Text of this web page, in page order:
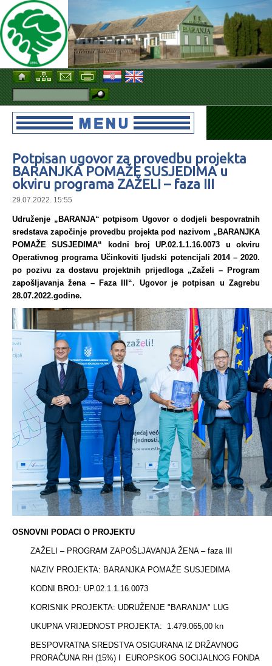
Potpisan ugovor za provedbu projekta
BARANJKA POMAŽE SUSJEDIMA u
okviru programa ZAŽELI – faza III
29.07.2022. 15:55
Udruženje „BARANJA“ potpisom Ugovor o dodjeli bespovratnih
sredstava započinje provedbu projekta pod nazivom „BARANJKA
POMAŽE SUSJEDIMA“ kodni broj UP.02.1.1.16.0073 u okviru
Operativnog programa Učinkoviti ljudski potencijali 2014 – 2020.
po pozivu za dostavu projektnih prijedloga „Zaželi – Program
zapošljavanja žena – Faza III“. Ugovor je potpisan u Zagrebu
28.07.2022.godine.
OSNOVNI PODACI O PROJEKTU
ZAŽELI – PROGRAM ZAPOŠLJAVANJA ŽENA – faza III
NAZIV PROJEKTA: BARANJKA POMAŽE SUSJEDIMA
KODNI BROJ: UP.02.1.1.16.0073
KORISNIK PROJEKTA: UDRUŽENJE "BARANJA" LUG
UKUPNA VRIJEDNOST PROJEKTA: 1.479.065,00 kn
BESPOVRATNA SREDSTVA OSIGURANA IZ DRŽAVNOG
PRORAČUNA RH (15%) I EUROPSKOG SOCIJALNOG FONDA